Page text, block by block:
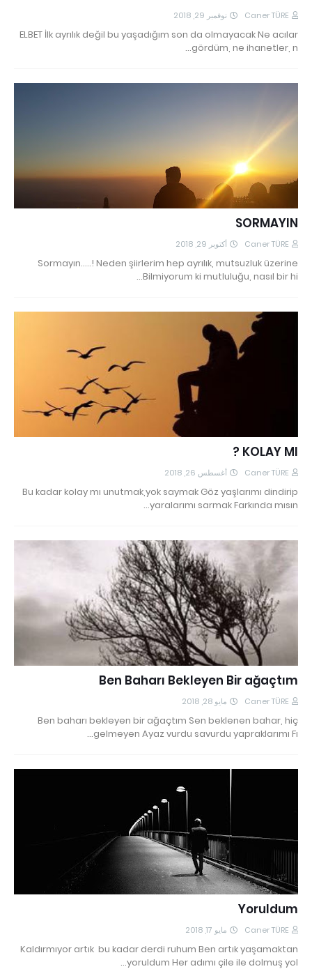
Caner TÜRE نوفمبر 29, 2018
ELBET İlk ayrılık değil bu yaşadığım son da olmayacak Ne acılar
gördüm, ne ihanetler, n…
SORMAYIN
Caner TÜRE أكتوبر 29, 2018
Sormayın.....! Neden şiirlerim hep ayrılık, mutsuzluk üzerine
Bilmiyorum ki mutluluğu, nasıl bir hi…
KOLAY MI ?
Caner TÜRE أغسطس 26, 2018
Bu kadar kolay mı unutmak,yok saymak Göz yaşlarımı dindirip
yaralarımı sarmak Farkında mısın…
Ben Baharı Bekleyen Bir ağaçtım
Caner TÜRE مايو 28, 2018
Ben baharı bekleyen bir ağaçtım Sen beklenen bahar, hiç
gelmeyen Ayaz vurdu savurdu yapraklarımı Fı…
Yoruldum
Caner TÜRE مايو 17, 2018
Kaldırmıyor artık bu kadar derdi ruhum Ben artık yaşamaktan
yoruldum Her adımı çile ile dolmuş yol…